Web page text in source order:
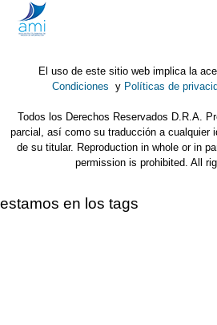
El uso de este sitio web implica la
Condiciones y Políticas de
Todos los Derechos Reservados D.R.A.
parcial, así como su traducción a cualquier
de su titular. Reproduction in whole or in
permission is prohibited. All
estamos en los tags